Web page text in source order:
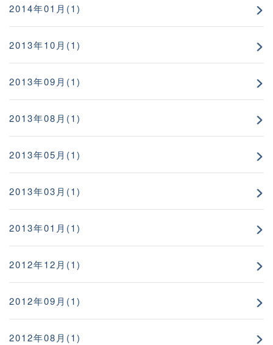
2014年01月(1)
2013年10月(1)
2013年09月(1)
2013年08月(1)
2013年05月(1)
2013年03月(1)
2013年01月(1)
2012年12月(1)
2012年09月(1)
2012年08月(1)